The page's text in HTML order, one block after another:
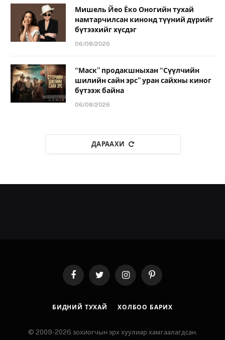
Мишель Йео Ёко Оногийн тухай
намтарчилсан кинонд түүний дүрийг
бүтээхийг хүсдэг
06/08/2026
“Маск” продакшныхан “Сүүлчийн
шилийн сайн эрс” уран сайхны киног
бүтээж байна
06/08/2026
ДАРААХИ
FacebookTwitter InstagramPinterest
БИДНИЙ ТУХАЙ ХОЛБОО БАРИХ
© 2009-2026 зохиогчын эрх хуулиар хамгаалагдсан.